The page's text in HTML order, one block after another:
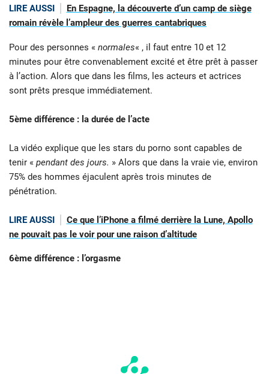
LIRE AUSSI
En Espagne, la découverte d’un camp de siège
romain révèle l’ampleur des guerres cantabriques
Pour des personnes « normales« , il faut entre 10 et 12
minutes pour être convenablement excité et être prêt à passer
à l’action. Alors que dans les films, les acteurs et actrices
sont prêts presque immédiatement.
5ème différence : la durée de l’acte
La vidéo explique que les stars du porno sont capables de
tenir « pendant des jours. » Alors que dans la vraie vie, environ
75% des hommes éjaculent après trois minutes de
pénétration.
LIRE AUSSI
Ce que l’iPhone a filmé derrière la Lune, Apollo
ne pouvait pas le voir pour une raison d’altitude
6ème différence : l’orgasme